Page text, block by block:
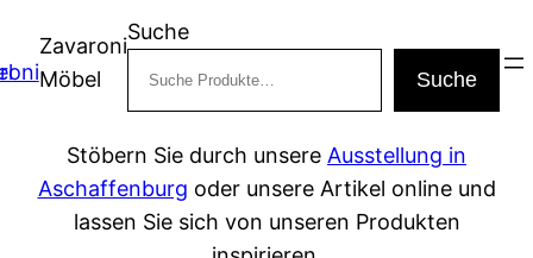
Zavaroni
Möbel
Suche
Suche
Stöbern Sie durch unsere Ausstellung in
Aschaffenburg oder unsere Artikel online und
lassen Sie sich von unseren Produkten